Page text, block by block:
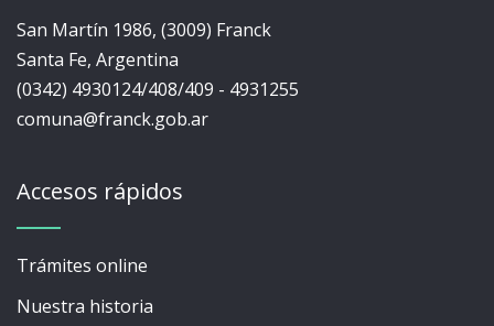
San Martín 1986, (3009) Franck
Santa Fe, Argentina
(0342) 4930124/408/409 - 4931255
comuna@franck.gob.ar
Accesos rápidos
Trámites online
Nuestra historia